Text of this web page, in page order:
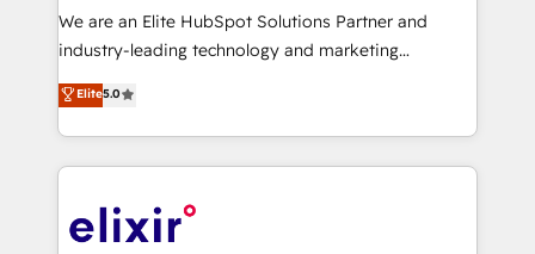
workflows; audit-ready reporting ⚖️ Legal: client
intake; pipeline and document workflows 🛒 E-
revenue automation 🏢 Real Estate: deal pipelines;
portfolio and lifecycle management 🏭
HIPAA-aware; CASL-compliant; GDPR-ready
implementations where required 💡 Why 500+
We are an Elite HubSpot Solutions Partner and
industry-leading technology and marketing
consultancy. Our focus is on enterprise and mid-
market B2B companies globally that want a strategic
approach to execute their goals through creative
applications of our solutions; Technical HubSpot
Design, Migrations + Integrations. Mole Street’s
Elite5.0